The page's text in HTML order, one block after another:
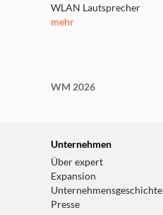
WLAN Lautsprecher
mehr
WM 2026
Unternehmen
Über expert
Expansion
Unternehmensgeschichte
Presse